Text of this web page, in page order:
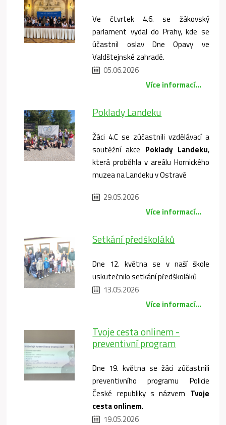
Ve čtvrtek 4.6. se žákovský
parlament vydal do Prahy, kde se
účastnil oslav Dne Opavy ve
Valdštejnské zahradě.
05.06.2026
Více informací...
Poklady Landeku
Žáci 4.C se zúčastnili vzdělávací a
soutěžní akce Poklady Landeku,
která proběhla v areálu Hornického
muzea na Landeku v Ostravě
29.05.2026
Více informací...
Setkání předškoláků
Dne 12. května se v naší škole
uskutečnilo setkání předškoláků
13.05.2026
Více informací...
Tvoje cesta onlinem -
preventivní program
Dne 19. května se žáci zúčastnili
preventivního programu Policie
České republiky s názvem Tvoje
cesta onlinem.
19.05.2026